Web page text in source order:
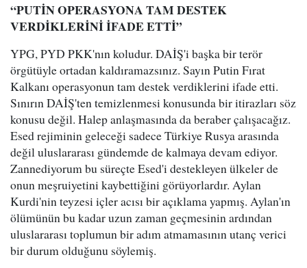
“PUTİN OPERASYONA TAM DESTEK
VERDİKLERİNİ İFADE ETTİ”
YPG, PYD PKK'nın koludur. DAİŞ'i başka bir terör
örgütüyle ortadan kaldıramazsınız. Sayın Putin Fırat
Kalkanı operasyonun tam destek verdiklerini ifade etti.
Sınırın DAİŞ'ten temizlenmesi konusunda bir itirazları söz
konusu değil. Halep anlaşmasında da beraber çalışacağız.
Esed rejiminin geleceği sadece Türkiye Rusya arasında
değil uluslararası gündemde de kalmaya devam ediyor.
Zannediyorum bu süreçte Esed'i destekleyen ülkeler de
onun meşruiyetini kaybettiğini görüyorlardır. Aylan
Kurdi'nin teyzesi içler acısı bir açıklama yapmış. Aylan'ın
ölümünün bu kadar uzun zaman geçmesinin ardından
uluslararası toplumun bir adım atmamasının utanç verici
bir durum olduğunu söylemiş.